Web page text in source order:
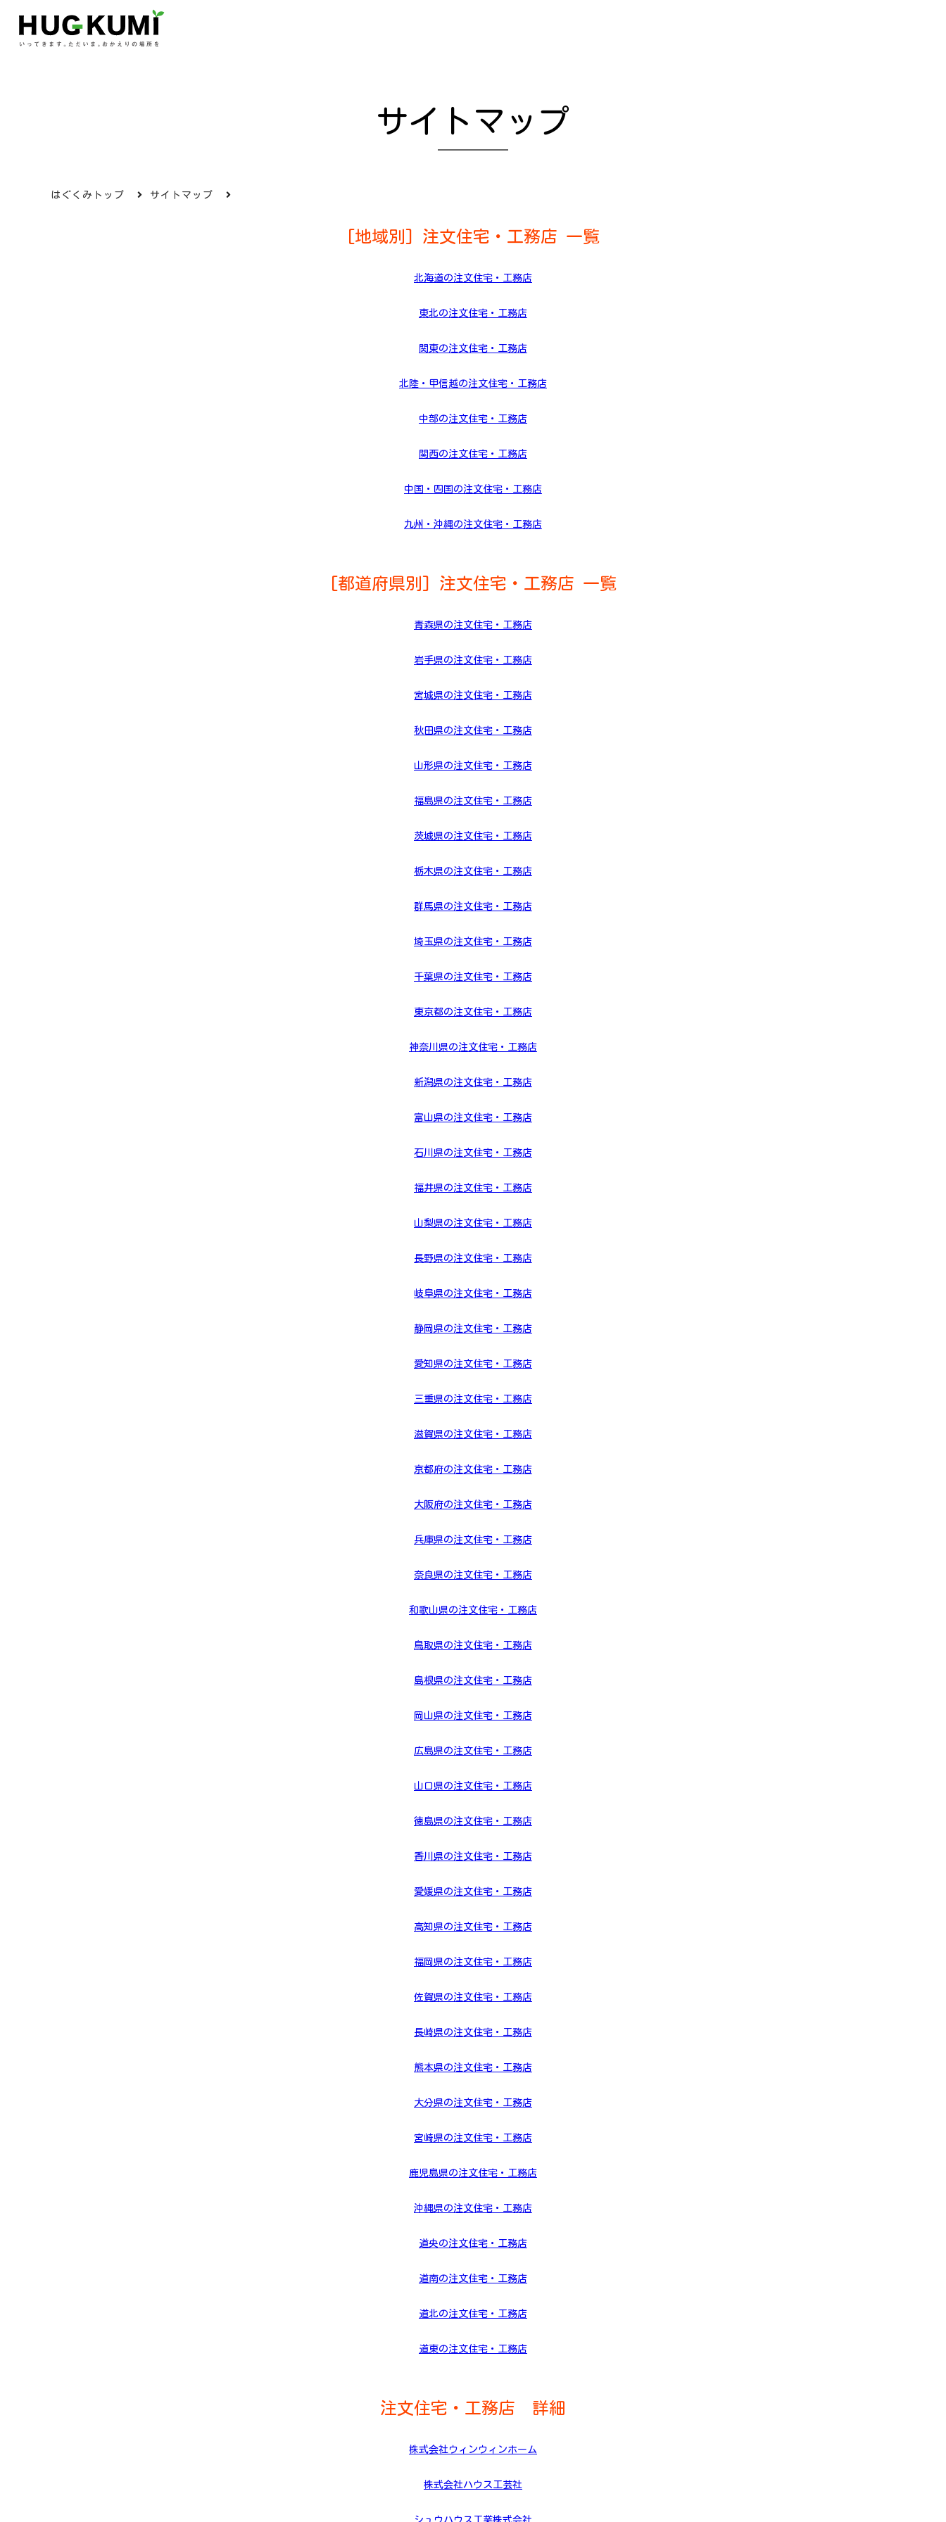
サイトマップ
はぐくみトップ サイトマップ
[地域別] 注文住宅・工務店 一覧
北海道の注文住宅・工務店
東北の注文住宅・工務店
関東の注文住宅・工務店
北陸・甲信越の注文住宅・工務店
中部の注文住宅・工務店
関西の注文住宅・工務店
中国・四国の注文住宅・工務店
九州・沖縄の注文住宅・工務店
[都道府県別] 注文住宅・工務店 一覧
青森県の注文住宅・工務店
岩手県の注文住宅・工務店
宮城県の注文住宅・工務店
秋田県の注文住宅・工務店
山形県の注文住宅・工務店
福島県の注文住宅・工務店
茨城県の注文住宅・工務店
栃木県の注文住宅・工務店
群馬県の注文住宅・工務店
埼玉県の注文住宅・工務店
千葉県の注文住宅・工務店
東京都の注文住宅・工務店
神奈川県の注文住宅・工務店
新潟県の注文住宅・工務店
富山県の注文住宅・工務店
石川県の注文住宅・工務店
福井県の注文住宅・工務店
山梨県の注文住宅・工務店
長野県の注文住宅・工務店
岐阜県の注文住宅・工務店
静岡県の注文住宅・工務店
愛知県の注文住宅・工務店
三重県の注文住宅・工務店
滋賀県の注文住宅・工務店
京都府の注文住宅・工務店
大阪府の注文住宅・工務店
兵庫県の注文住宅・工務店
奈良県の注文住宅・工務店
和歌山県の注文住宅・工務店
鳥取県の注文住宅・工務店
島根県の注文住宅・工務店
岡山県の注文住宅・工務店
広島県の注文住宅・工務店
山口県の注文住宅・工務店
徳島県の注文住宅・工務店
香川県の注文住宅・工務店
愛媛県の注文住宅・工務店
高知県の注文住宅・工務店
福岡県の注文住宅・工務店
佐賀県の注文住宅・工務店
長崎県の注文住宅・工務店
熊本県の注文住宅・工務店
大分県の注文住宅・工務店
宮崎県の注文住宅・工務店
鹿児島県の注文住宅・工務店
沖縄県の注文住宅・工務店
道央の注文住宅・工務店
道南の注文住宅・工務店
道北の注文住宅・工務店
道東の注文住宅・工務店
注文住宅・工務店 詳細
株式会社ウィンウィンホーム
株式会社ハウス工芸社
シュウハウス工業株式会社